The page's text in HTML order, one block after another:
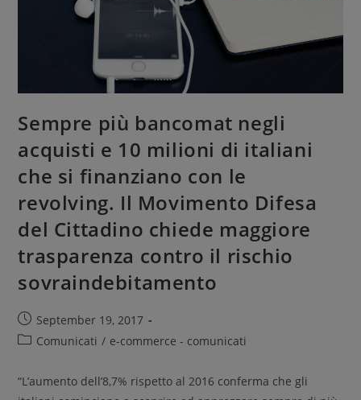
Sempre più bancomat negli
acquisti e 10 milioni di italiani
che si finanziano con le
revolving. Il Movimento Difesa
del Cittadino chiede maggiore
trasparenza contro il rischio
sovraindebitamento
September 19, 2017
Comunicati / e-commerce - comunicati
“L’aumento dell’8,7% rispetto al 2016 conferma che gli